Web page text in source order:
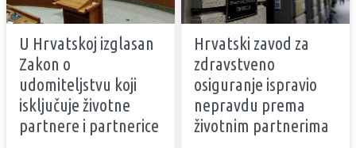
U Hrvatskoj izglasan
Zakon o
udomiteljstvu koji
isključuje životne
partnere i partnerice
Hrvatski zavod za
zdravstveno
osiguranje ispravio
nepravdu prema
životnim partnerima